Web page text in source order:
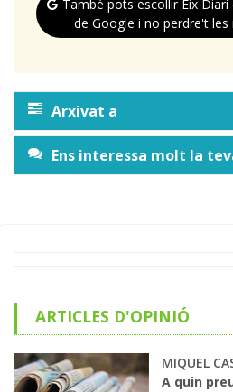
També pots escollir Eix
de Google i no perdre't
Arxivat a
Ens interessa molt la
ARTICLES D'OPINIÓ
MIQUEL
A quin